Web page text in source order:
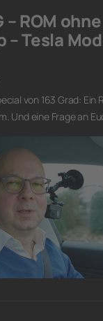
– ROM ohne
– Tesla
von 163 Grad: Ein
Und eine Frage an